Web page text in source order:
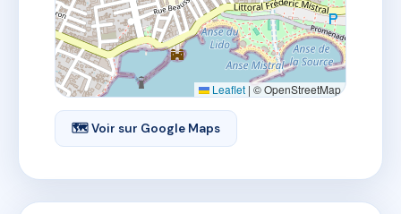
Leaflet | © OpenStreetMap
🗺 Voir sur Google Maps